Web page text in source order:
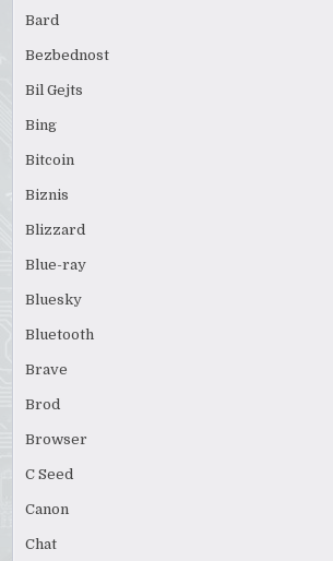
Bard
Bezbednost
Bil Gejts
Bing
Bitcoin
Biznis
Blizzard
Blue-ray
Bluesky
Bluetooth
Brave
Brod
Browser
C Seed
Canon
Chat